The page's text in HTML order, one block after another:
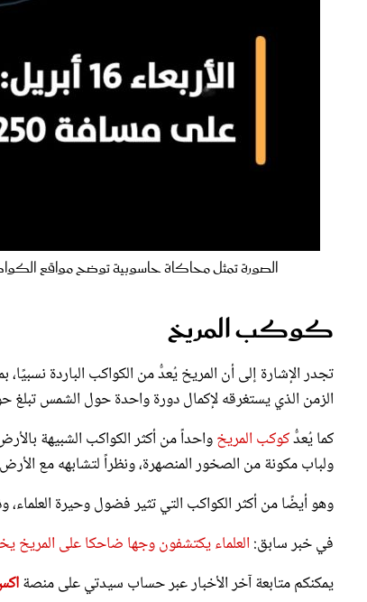
الصورة تمثل محاكاة حاسوبية توضح مواقع
كوكب المريخ
الزمن الذي يستغرقه لإكمال دورة واحدة حول الشمس تبلغ حوالي 687 يومًا أرضيًا؛ نتيجة لهذا المدار الممتد والبُعد
كما يُعدُّكوكب المريخواحداً من أكثر الكواكب الشبيهة
ولباب مكونة من الصخور المنصهرة، ونظراً لتشابهه مع
وهو أيضًا من أكثر الكواكب التي تثير فضول وحيرة
في خبر سابق: العلماء يكتشفون وجها ضاحكا على المريخ
يمكنكم متابعة آخر الأخبار عبر حساب سيدتي على منصة